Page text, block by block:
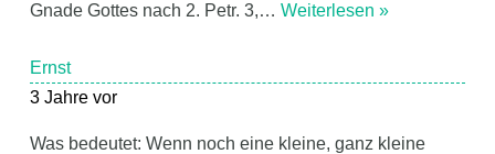
Gnade Gottes nach 2. Petr. 3,… Weiterlesen »
Ernst
3 Jahre vor
Was bedeutet: Wenn noch eine kleine, ganz kleine